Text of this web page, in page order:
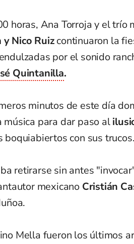
horas, Ana Torroja y el trío
y Nico Ruizcontinuaron la
por el sonido
Quintanilla.
minutos de este día
música para dar paso al
boquiabiertos con sus trucos.
retirarse sin antes
mexicano Cristián
Mella fueron los últimos